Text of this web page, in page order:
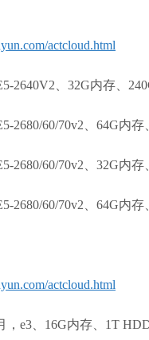
actcloud.html
2640V2、32G内存、
2680/60/70v2、64G内存
2680/60/70v2、32G内存
2680/60/70v2、64G内存
actcloud.html
e3、16G内存、1T